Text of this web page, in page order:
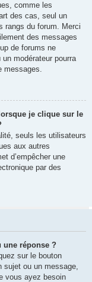
comme les
des cas, seul un
rangs du forum. Merci
des messages
de forums ne
modérateur pourra
messages.
je clique sur le
seuls les utilisateurs
aux autres
d’empêcher une
par des
une réponse ?
sur le bouton
sujet ou un message,
vous ayez besoin